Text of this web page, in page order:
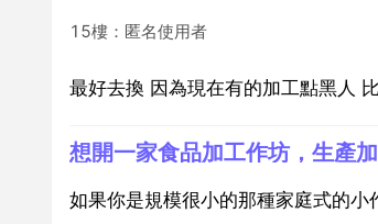
15樓：匿名使用者
最好去換 因為現在有的加工點黑人
想開一家食品加工作坊，生產
如果你是規模很小的那種家庭式的